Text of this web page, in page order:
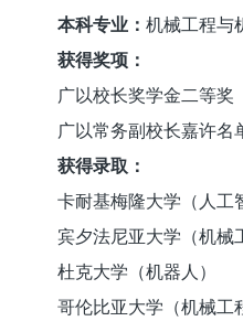
本科专业： 机械工程与
获得奖项：
广以校长奖学金二等奖
广以常务副校长嘉许名
获得录取：
卡耐基梅隆大学（人工
宾夕法尼亚大学（机械
杜克大学（机器人）
哥伦比亚大学（机械工